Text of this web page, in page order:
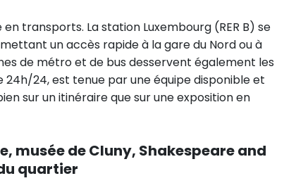
transports. La station Luxembourg (RER B) se
un accès rapide à la gare du Nord ou à
de métro et de bus desservent également les
24, est tenue par une équipe disponible et
sur un itinéraire que sur une exposition en
musée de Cluny, Shakespeare and
quartier